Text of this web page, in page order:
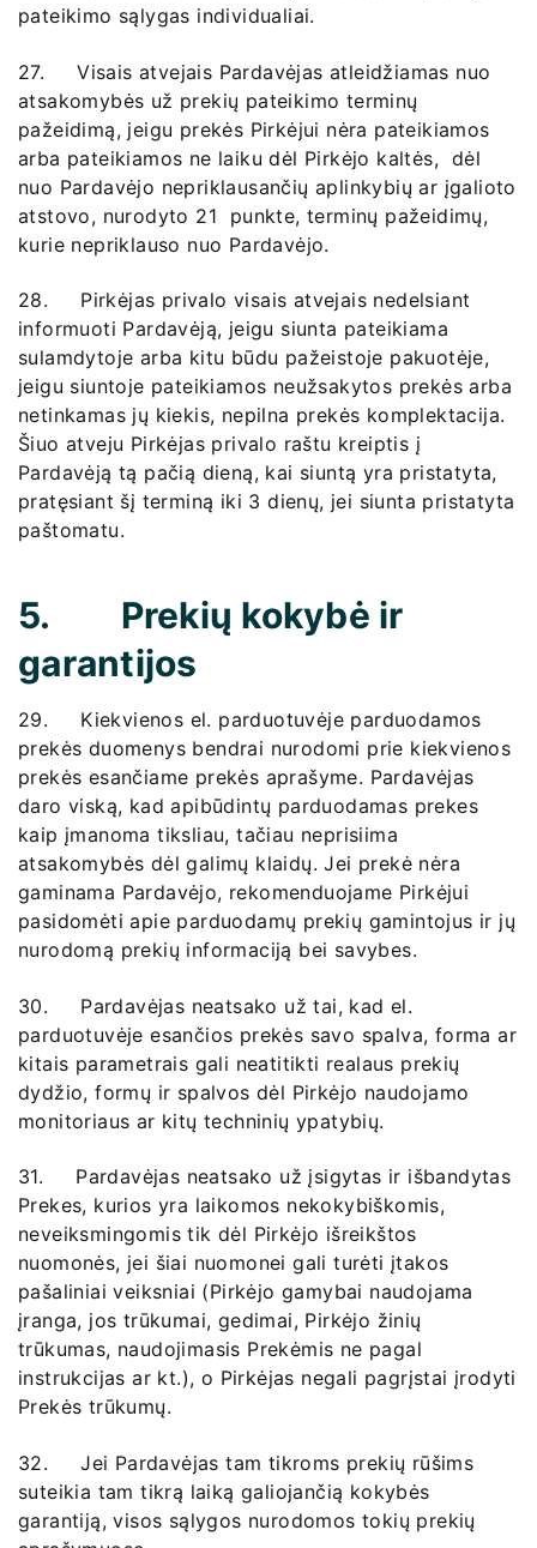
pateikimo sąlygas individualiai.
27. Visais atvejais Pardavėjas atleidžiamas nuo
atsakomybės už prekių pateikimo terminų
pažeidimą, jeigu prekės Pirkėjui nėra pateikiamos
arba pateikiamos ne laiku dėl Pirkėjo kaltės, dėl
nuo Pardavėjo nepriklausančių aplinkybių ar įgalioto
atstovo, nurodyto 21 punkte, terminų pažeidimų,
kurie nepriklauso nuo Pardavėjo.
28. Pirkėjas privalo visais atvejais nedelsiant
informuoti Pardavėją, jeigu siunta pateikiama
sulamdytoje arba kitu būdu pažeistoje pakuotėje,
jeigu siuntoje pateikiamos neužsakytos prekės arba
netinkamas jų kiekis, nepilna prekės komplektacija.
Šiuo atveju Pirkėjas privalo raštu kreiptis į
Pardavėją tą pačią dieną, kai siuntą yra pristatyta,
pratęsiant šį terminą iki 3 dienų, jei siunta pristatyta
paštomatu.
5. Prekių kokybė ir
garantijos
29. Kiekvienos el. parduotuvėje parduodamos
prekės duomenys bendrai nurodomi prie kiekvienos
prekės esančiame prekės aprašyme. Pardavėjas
daro viską, kad apibūdintų parduodamas prekes
kaip įmanoma tiksliau, tačiau neprisiima
atsakomybės dėl galimų klaidų. Jei prekė nėra
gaminama Pardavėjo, rekomenduojame Pirkėjui
pasidomėti apie parduodamų prekių gamintojus ir jų
nurodomą prekių informaciją bei savybes.
30. Pardavėjas neatsako už tai, kad el.
parduotuvėje esančios prekės savo spalva, forma ar
kitais parametrais gali neatitikti realaus prekių
dydžio, formų ir spalvos dėl Pirkėjo naudojamo
monitoriaus ar kitų techninių ypatybių.
31. Pardavėjas neatsako už įsigytas ir išbandytas
Prekes, kurios yra laikomos nekokybiškomis,
neveiksmingomis tik dėl Pirkėjo išreikštos
nuomonės, jei šiai nuomonei gali turėti įtakos
pašaliniai veiksniai (Pirkėjo gamybai naudojama
įranga, jos trūkumai, gedimai, Pirkėjo žinių
trūkumas, naudojimasis Prekėmis ne pagal
instrukcijas ar kt.), o Pirkėjas negali pagrįstai įrodyti
Prekės trūkumų.
32. Jei Pardavėjas tam tikroms prekių rūšims
suteikia tam tikrą laiką galiojančią kokybės
garantiją, visos sąlygos nurodomos tokių prekių